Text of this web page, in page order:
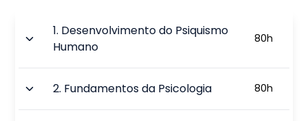
1. Desenvolvimento do Psiquismo
Humano
80h
2. Fundamentos da Psicologia 80h